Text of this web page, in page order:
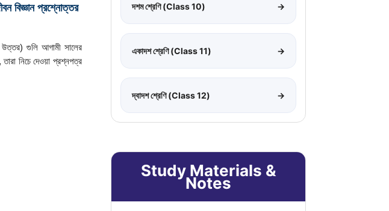
প্রশ্নোত্তর
উত্তর) গুলি আগামী সালের
তারা নিচে দেওয়া প্রশ্নপত্র
দশম শ্রেণি (Class 10) →
একাদশ শ্রেণি (Class 11) →
দ্বাদশ শ্রেণি (Class 12) →
Study Materials &
Notes